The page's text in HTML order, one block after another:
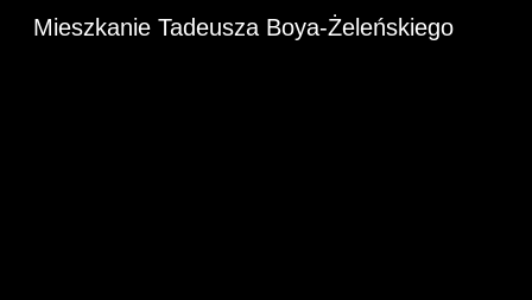
Mieszkanie Tadeusza Boya-Żeleńskiego